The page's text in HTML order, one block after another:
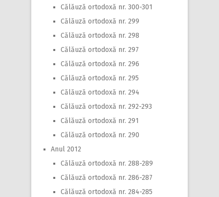
Călăuză ortodoxă nr. 300-301
Călăuză ortodoxă nr. 299
Călăuză ortodoxă nr. 298
Călăuză ortodoxă nr. 297
Călăuză ortodoxă nr. 296
Călăuză ortodoxă nr. 295
Călăuză ortodoxă nr. 294
Călăuză ortodoxă nr. 292-293
Călăuză ortodoxă nr. 291
Călăuză ortodoxă nr. 290
Anul 2012
Călăuză ortodoxă nr. 288-289
Călăuză ortodoxă nr. 286-287
Călăuză ortodoxă nr. 284-285